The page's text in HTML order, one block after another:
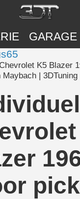
GARAGE
K5 Blazer
| 3DTuning